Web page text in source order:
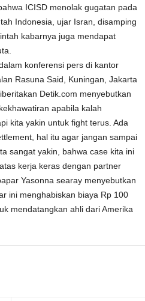
ICISD menolak gugatan pada
Indonesia, ujar Isran, disamping
kabarnya juga mendapat
konferensi pers di kantor
Rasuna Said, Kuningan, Jakarta
Detik.com menyebutkan
apabila kalah
kita yakin untuk fight terus. Ada
hal itu agar jangan sampai
sangat yakin, bahwa case kita ini
kerja keras dengan partner
Yasonna searay menyebutkan
ini menghabiskan biaya Rp 100
mendatangkan ahli dari Amerika